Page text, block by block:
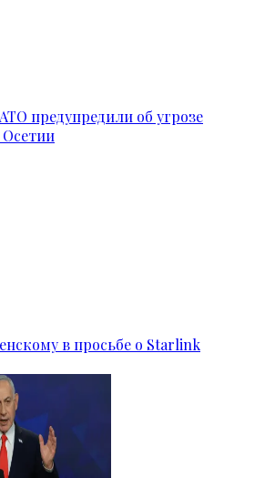
предупредили об угрозе
в просьбе о Starlink